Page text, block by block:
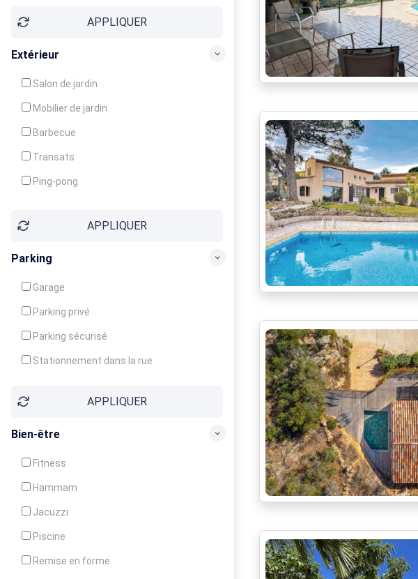
Balcon / Terrasse
APPLIQUER
Extérieur
Salon de jardin
Mobilier de jardin
Barbecue
Transats
Ping-pong
Jeux d'enfantsAPPLIQUER
Parking
Garage
Parking privé
Parking sécurisé
Stationnement dans la rue
APPLIQUER
Bien-être
Fitness
Hammam
Jacuzzi
Piscine
Remise en forme